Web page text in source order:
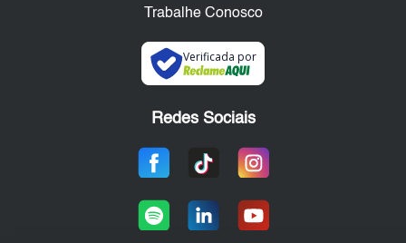
Trabalhe Conosco
Verificada por
Redes Sociais